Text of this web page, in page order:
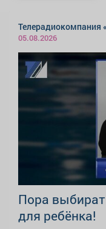
Телерадиокомпания
05.08.2026
Пора
для ребёнка!